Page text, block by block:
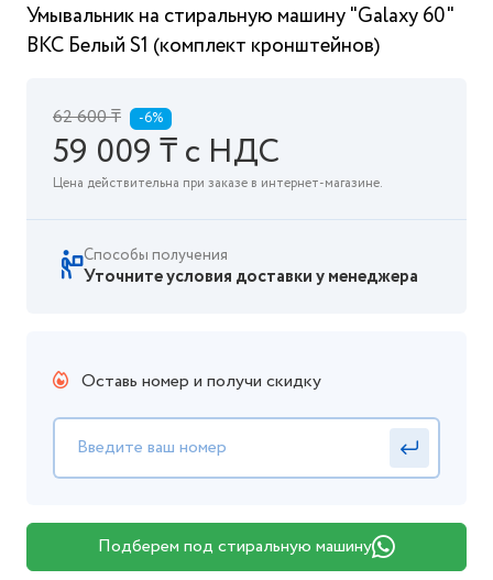
Умывальник на стиральную машину "Galaxy 60"
ВКС Белый S1 (комплект кронштейнов)
62 600 ₸ -6%
59 009 ₸ с НДС
Цена действительна при заказе в интернет-магазине.
Способы получения
Уточните условия доставки у менеджера
Оставь номер и получи скидку
Подберем под стиральную машину